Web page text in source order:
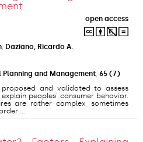
open access
; Daziano, Ricardo A.;
and Management 65 (7)
proposed and validated to assess
peoples' consumer behavior.
are rather complex, sometimes
...